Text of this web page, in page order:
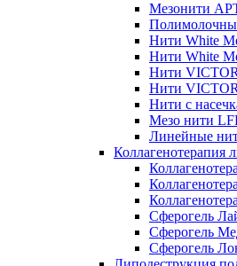
Мезонити
Нити White
Нити White
Нити
Нити
Нити с
Мезо нити
Линейные
Коллагенотерапия
Сферогель
Сферогель
Сферогель